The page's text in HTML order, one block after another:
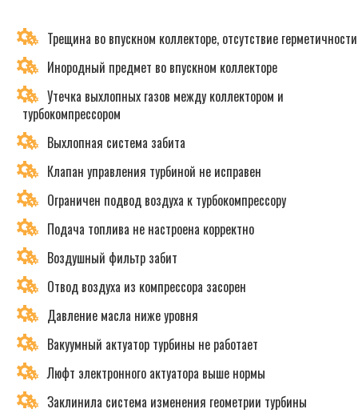
Трещина во впускном коллекторе, отсутствие герметичности
Инородный предмет во впускном коллекторе
Утечка выхлопных газов между коллектором и
турбокомпрессором
Выхлопная система забита
Клапан управления турбиной не исправен
Ограничен подвод воздуха к турбокомпрессору
Подача топлива не настроена корректно
Воздушный фильтр забит
Отвод воздуха из компрессора засорен
Давление масла ниже уровня
Вакуумный актуатор турбины не работает
Люфт электронного актуатора выше нормы
Заклинила система изменения геометрии турбины